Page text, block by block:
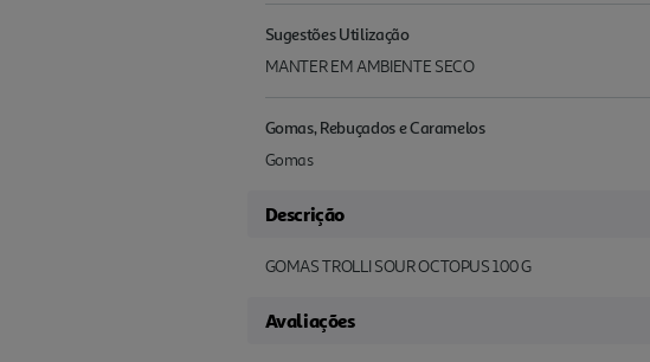
Sugestões Utilização
MANTER EM AMBIENTE SECO
Gomas, Rebuçados e Caramelos
Gomas
Descrição
GOMAS TROLLI SOUR OCTOPUS 100 G
Avaliações